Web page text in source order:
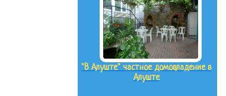
"В Алуште" частное домовладение в
Алуште